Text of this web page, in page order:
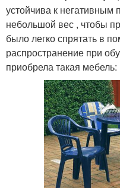
устойчива к
небольшой вес , чтобы
было легко спрятать в
распространение при
приобрела такая мебель: